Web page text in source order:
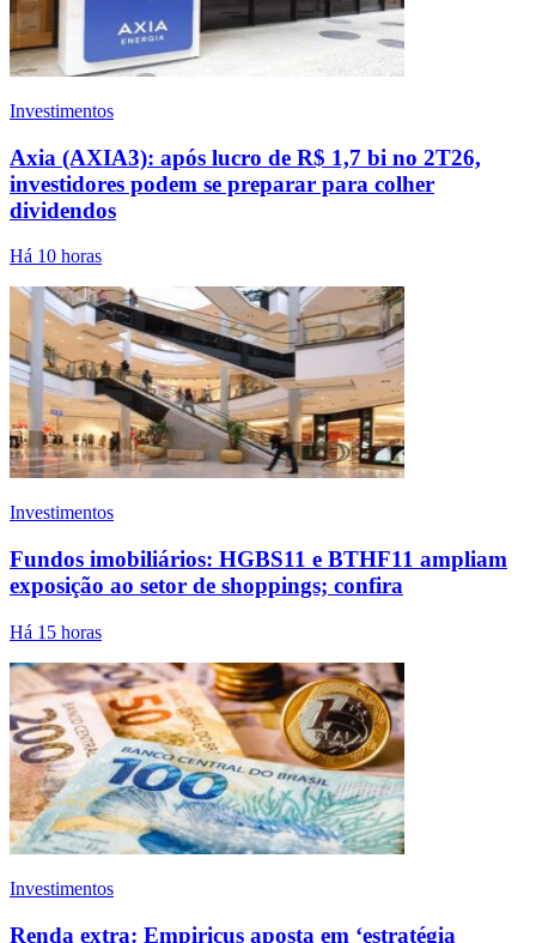
Investimentos
Axia (AXIA3): após lucro de R$ 1,7 bi no 2T26,
investidores podem se preparar para colher
dividendos
Há 10 horas
Investimentos
Fundos imobiliários: HGBS11 e BTHF11 ampliam
exposição ao setor de shoppings; confira
Há 15 horas
Investimentos
Renda extra: Empiricus aposta em ‘estratégia